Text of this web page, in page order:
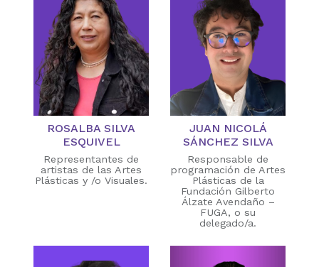
ROSALBA SILVA
ESQUIVEL
Representantes de
artistas de las Artes
Plásticas y /o Visuales.
JUAN NICOLÁ
SÁNCHEZ SILVA
Responsable de
programación de Artes
Plásticas de la
Fundación Gilberto
Álzate Avendaño –
FUGA, o su
delegado/a.